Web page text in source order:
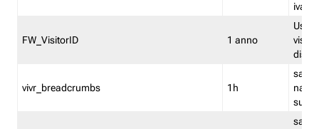
iva/
FW_VisitorID 1 anno
vivr_breadcrumbs 1h
salva
su
salva